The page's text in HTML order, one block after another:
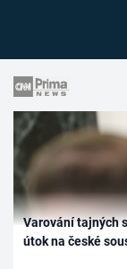
Varování tajných
útok na české